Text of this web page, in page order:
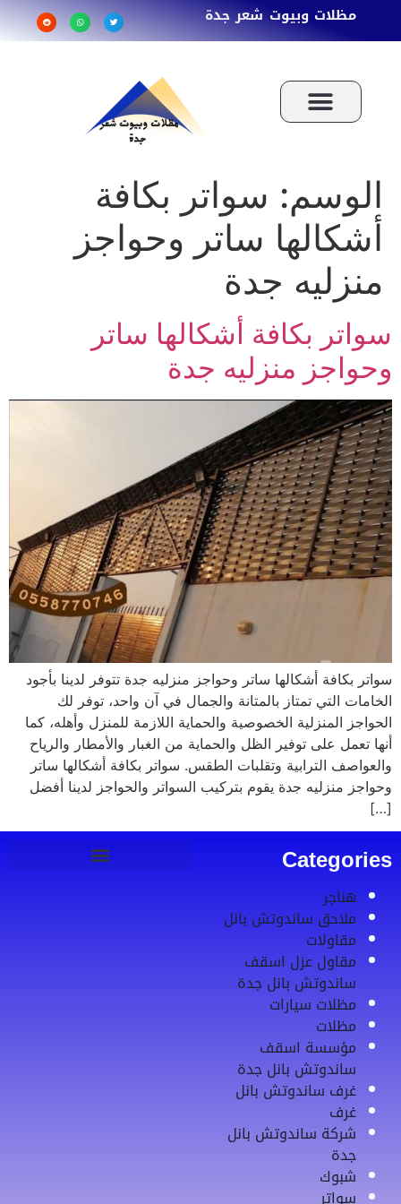
مظلات وبيوت شعر جدة
الوسم: سواتر بكافة
أشكالها ساتر وحواجز
منزليه جدة
سواتر بكافة أشكالها ساتر
وحواجز منزليه جدة
سواتر بكافة أشكالها ساتر وحواجز منزليه جدة تتوفر لدينا بأجود
الخامات التي تمتاز بالمتانة والجمال في آن واحد، توفر لك
الحواجز المنزلية الخصوصية والحماية اللازمة للمنزل وأهله، كما
أنها تعمل على توفير الظل والحماية من الغبار والأمطار والرياح
والعواصف الترابية وتقلبات الطقس. سواتر بكافة أشكالها ساتر
وحواجز منزليه جدة يقوم بتركيب السواتر والحواجز لدينا أفضل
[…]
Categories
هناجر
ملاحق ساندوتش بانل
مقاولات
مقاول عزل اسقف
ساندوتش بانل جدة
مظلات سيارات
مظلات
مؤسسة اسقف
ساندوتش بانل جدة
غرف ساندوتش بانل
غرف
شركة ساندوتش بانل
جدة
شبوك
سواتر